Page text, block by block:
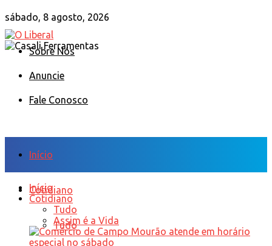
sábado, 8 agosto, 2026
Sobre Nós
Anuncie
Fale Conosco
Início
Cotidiano
Tudo
Início
Cotidiano
Tudo
Assim é a Vida